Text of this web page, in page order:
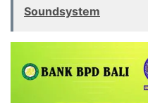
Soundsystem